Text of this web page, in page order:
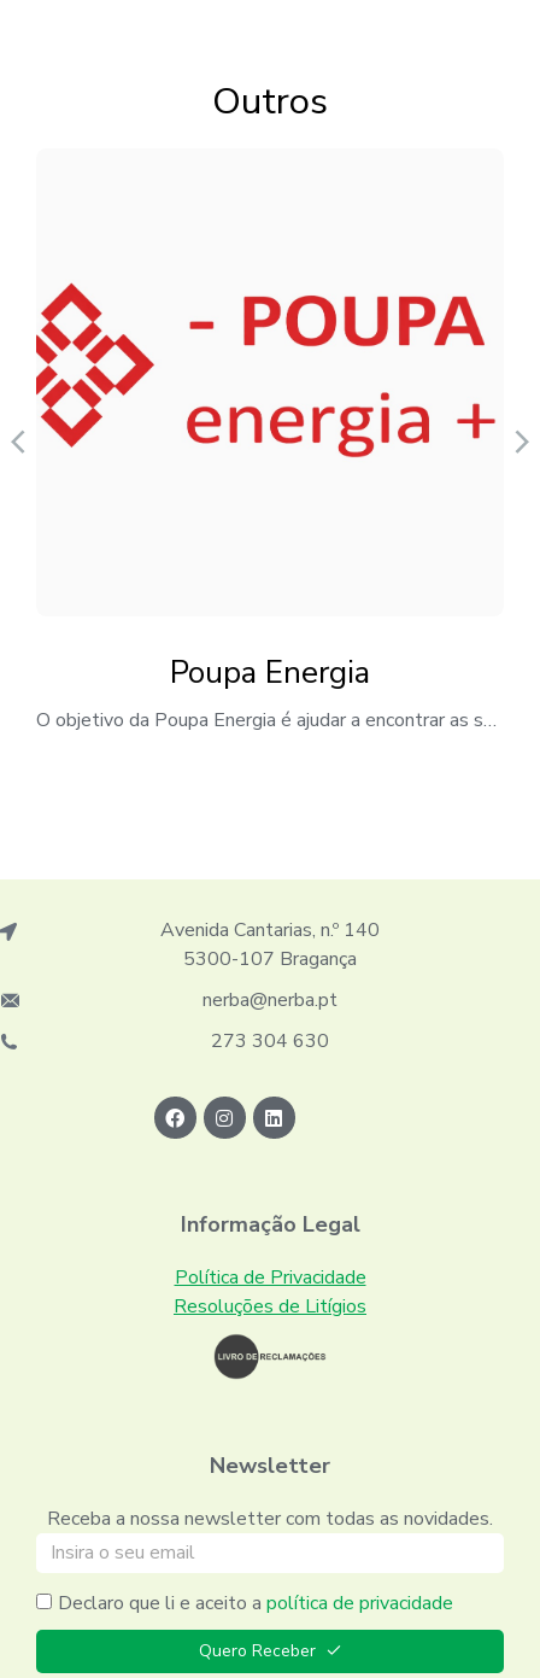
Outros
Poupa Energia
O objetivo da Poupa Energia é ajudar a encontrar as soluções mais vantajosas, económicas e eficientes, através de uma avaliação e comparação das ofertas do mercado, para lhe propor a melhor solução e poupar nas suas faturas. Morada:F. Office Space – Rua do Seixagal 35 5300-058 Bragança Telefone:938 575 432 Email: geral@poupaenergia.net Website
Avenida Cantarias, n.º 140
5300-107 Bragança
nerba@nerba.pt
273 304 630
Informação Legal
Política de Privacidade
Resoluções de Litígios
Newsletter
Receba a nossa newsletter com todas as novidades.
Declaro que li e aceito a política de privacidade
Quero Receber